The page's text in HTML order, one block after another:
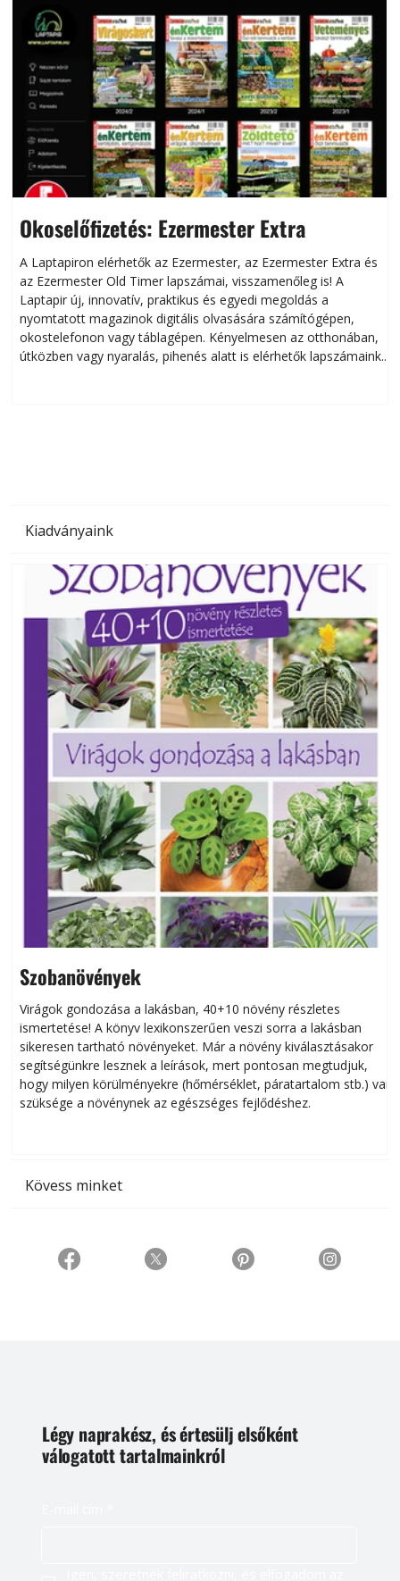
Okoselőfizetés: Ezermester Extra
A Laptapiron elérhetők az Ezermester, az Ezermester Extra és
az Ezermester Old Timer lapszámai, visszamenőleg is! A
Laptapir új, innovatív, praktikus és egyedi megoldás a
nyomtatott magazinok digitális olvasására számítógépen,
okostelefonon vagy táblagépen. Kényelmesen az otthonában,
útközben vagy nyaralás, pihenés alatt is elérhetők lapszámaink.
Kiadványaink
Szobanövények
Virágok gondozása a lakásban, 40+10 növény részletes
ismertetése! A könyv lexikonszerűen veszi sorra a lakásban
sikeresen tart­ha­tó növényeket. Már a növény kiválasztásakor
segítségünkre lesznek a leírások, mert pontosan megtudjuk,
hogy milyen körülményekre (hőmérséklet, páratartalom stb.) van
szüksége a növénynek az egészséges fejlődéshez.
Kövess minket
Légy naprakész, és értesülj elsőként
válogatott tartalmainkról